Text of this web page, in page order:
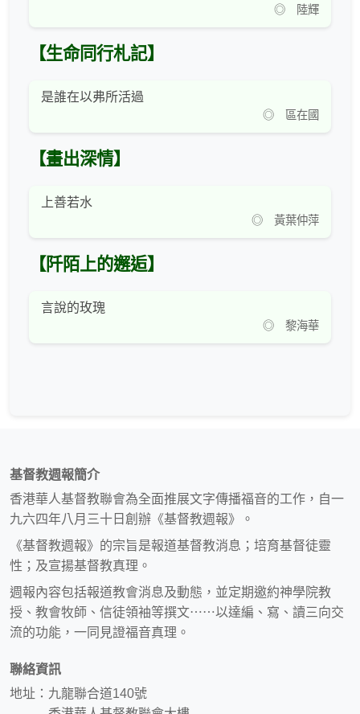
◎ 陸輝
【生命同行札記】
是誰在以弗所活過
◎ 區在國
【畫出深情】
上善若水
◎ 黃葉仲萍
【阡陌上的邂逅】
言說的玫瑰
◎ 黎海華
基督教週報簡介
香港華人基督教聯會為全面推展文字傳播福音的工作，自一
九六四年八月三十日創辦《基督教週報》。
《基督教週報》的宗旨是報道基督教消息；培育基督徒靈
性；及宣揚基督教真理。
週報內容包括報道教會消息及動態，並定期邀約神學院教
授、教會牧師、信徒領袖等撰文⋯⋯以達編、寫、讀三向交
流的功能，一同見證福音真理。
聯絡資訊
地址：九龍聯合道140號